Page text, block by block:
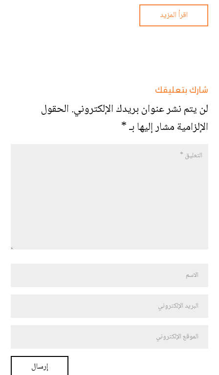
اقرأ المزيد
شارك بتعليقك
لن يتم نشر عنوان بريدك الإلكتروني.الحقول
الإلزامية مشار إليها بـ*